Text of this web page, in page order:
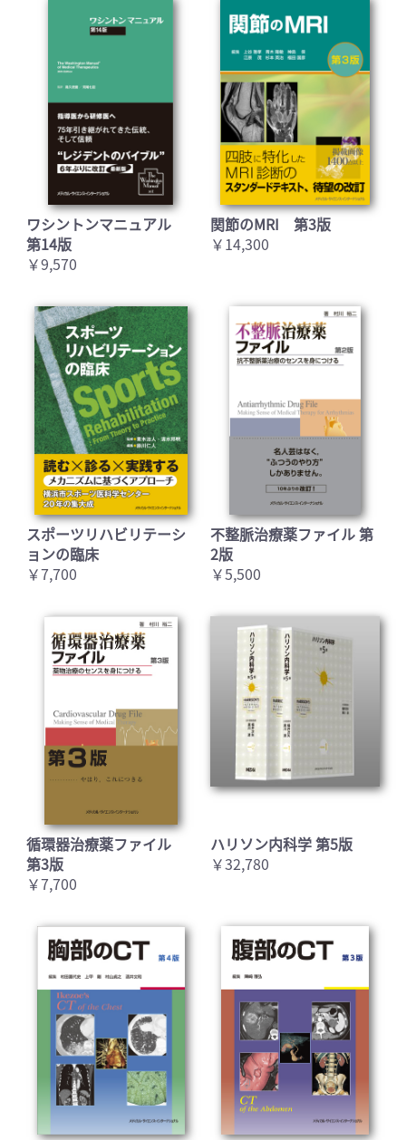
ワシントンマニュアル
第14版
￥9,570
関節のMRI 第3版
￥14,300
スポーツリハビリテーシ
ョンの臨床
￥7,700
不整脈治療薬ファイル 第
2版
￥5,500
循環器治療薬ファイル
第3版
￥7,700
ハリソン内科学 第5版
￥32,780